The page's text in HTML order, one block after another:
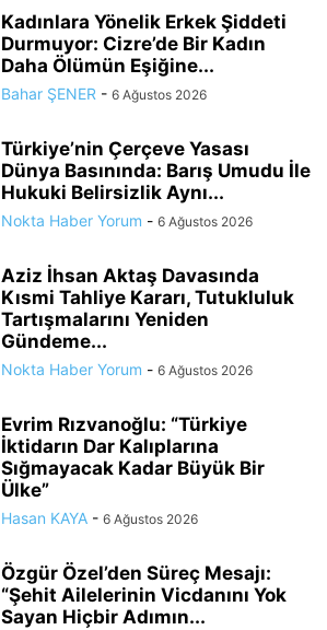
Kadınlara Yönelik Erkek Şiddeti
Durmuyor: Cizre’de Bir Kadın
Daha Ölümün Eşiğine...
Bahar ŞENER - 6 Ağustos 2026
Türkiye’nin Çerçeve Yasası
Dünya Basınında: Barış Umudu İle
Hukuki Belirsizlik Aynı...
Nokta Haber Yorum - 6 Ağustos 2026
Aziz İhsan Aktaş Davasında
Kısmi Tahliye Kararı, Tutukluluk
Tartışmalarını Yeniden
Gündeme...
Nokta Haber Yorum - 6 Ağustos 2026
Evrim Rızvanoğlu: “Türkiye
İktidarın Dar Kalıplarına
Sığmayacak Kadar Büyük Bir
Ülke”
Hasan KAYA - 6 Ağustos 2026
Özgür Özel’den Süreç Mesajı:
“Şehit Ailelerinin Vicdanını Yok
Sayan Hiçbir Adımın...